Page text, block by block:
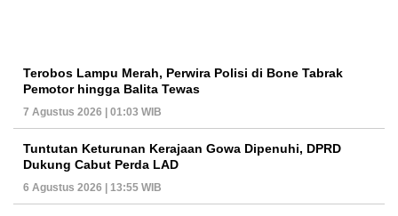
Terobos Lampu Merah, Perwira Polisi di Bone Tabrak
Pemotor hingga Balita Tewas
7 Agustus 2026 | 01:03 WIB
Tuntutan Keturunan Kerajaan Gowa Dipenuhi, DPRD
Dukung Cabut Perda LAD
6 Agustus 2026 | 13:55 WIB